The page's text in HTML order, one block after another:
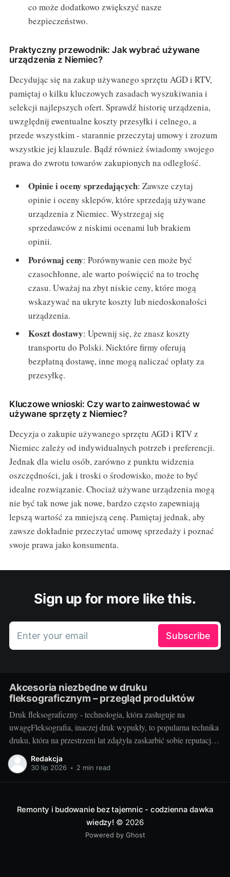
co może dodatkowo zwiększyć nasze
bezpieczeństwo.
Praktyczny przewodnik: Jak wybrać używane
urządzenia z Niemiec?
Decydując się na zakup używanego sprzętu AGD i RTV,
pamiętaj o kilku kluczowych zasadach wyszukiwania i
selekcji najlepszych ofert. Sprawdź historię urządzenia,
uwzględnij ewentualne koszty przesyłki i celnego, a
przede wszystkim - starannie przeczytaj umowy i zrozum
wszystkie jej klauzule. Bądź również świadomy swojego
prawa do zwrotu towarów zakupionych na odległość.
Opinie i oceny sprzedających: Zawsze czytaj
opinie i oceny sklepów, które sprzedają używane
urządzenia z Niemiec. Wystrzegaj się
sprzedawców z niskimi ocenami lub brakiem
opinii.
Porównaj ceny: Porównywanie cen może być
czasochłonne, ale warto poświęcić na to trochę
czasu. Uważaj na zbyt niskie ceny, które mogą
wskazywać na ukryte koszty lub niedoskonałości
urządzenia.
Koszt dostawy: Upewnij się, że znasz koszty
transportu do Polski. Niektóre firmy oferują
bezpłatną dostawę, inne mogą naliczać opłaty za
przesyłkę.
Kluczowe wnioski: Czy warto zainwestować w
używane sprzęty z Niemiec?
Decyzja o zakupie używanego sprzętu AGD i RTV z
Niemiec zależy od indywidualnych potrzeb i preferencji.
Jednak dla wielu osób, zarówno z punktu widzenia
oszczędności, jak i troski o środowisko, może to być
idealne rozwiązanie. Chociaż używane urządzenia mogą
nie być tak nowe jak nowe, bardzo często zapewniają
lepszą wartość za mniejszą cenę. Pamiętaj jednak, aby
zawsze dokładnie przeczytać umowę sprzedaży i poznać
swoje prawa jako konsumenta.
Sign up for more like this.
Enter your email Subscribe
Akcesoria niezbędne w druku
fleksograficznym – przegląd produktów
Druk fleksograficzny - technologia, która zasługuje na
uwagęFleksografia, inaczej druk wypukły, to popularna technika
druku, która na przestrzeni lat zdążyła zaskarbić sobie reputację
niezawodności i efektywności. Z jej pomocą wykonywane są
etykiety, opakowania, a także różnego rodzaju nadruki. Jako
Redakcja
30 lip 2026 • 2 min read
Remonty i budowanie bez tajemnic - codzienna dawka
wiedzy! © 2026
Powered by Ghost